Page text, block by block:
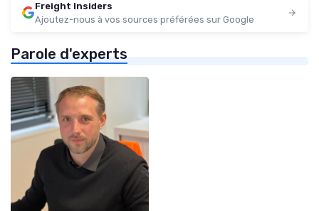
Freight Insiders
Ajoutez-nous à vos sources préférées sur Google
Parole d'experts